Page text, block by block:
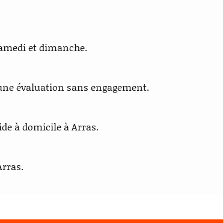
et dimanche.
évaluation sans engagement.
à domicile à Arras.